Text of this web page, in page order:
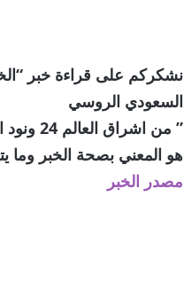
نشكركم على قراءة خبر
السعودي الروسي
” من
هو المعني بصحة الخبر وما
مصدر الخبر